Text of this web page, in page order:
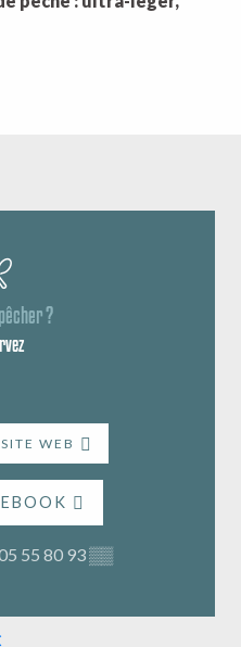
?
SITE WEB
55 80 93▒▒